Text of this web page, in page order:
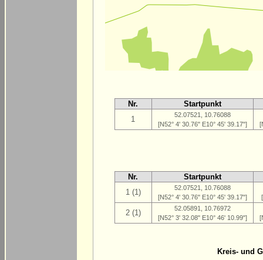
Nr.
Startpunkt
1
52.07521, 10.76088
[N52° 4' 30.76" E10° 45' 39.17"]
Nr.
Startpunkt
1 (1)
52.07521, 10.76088
[N52° 4' 30.76" E10° 45' 39.17"]
2 (1)
52.05891, 10.76972
[N52° 3' 32.08" E10° 46' 10.99"]
Kreis- und